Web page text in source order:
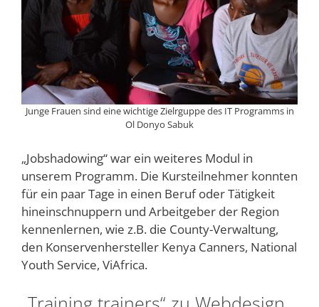
Junge Frauen sind eine wichtige Zielrguppe des IT Programms in
Ol Donyo Sabuk
„Jobshadowing“ war ein weiteres Modul in
unserem Programm. Die Kursteilnehmer konnten
für ein paar Tage in einen Beruf oder Tätigkeit
hineinschnuppern und Arbeitgeber der Region
kennenlernen, wie z.B. die County-Verwaltung,
den Konservenhersteller Kenya Canners, National
Youth Service, ViAfrica.